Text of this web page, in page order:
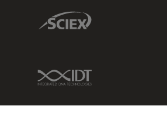
Sciex Link
IDT Link